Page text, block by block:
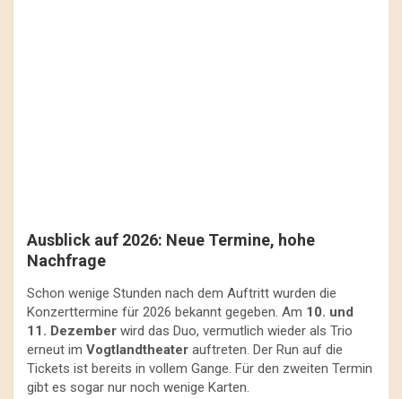
Ausblick auf 2026: Neue Termine, hohe
Nachfrage
Schon wenige Stunden nach dem Auftritt wurden die
Konzerttermine für 2026 bekannt gegeben. Am 10. und
11. Dezember wird das Duo, vermutlich wieder als Trio
erneut im Vogtlandtheater auftreten. Der Run auf die
Tickets ist bereits in vollem Gange. Für den zweiten Termin
gibt es sogar nur noch wenige Karten.